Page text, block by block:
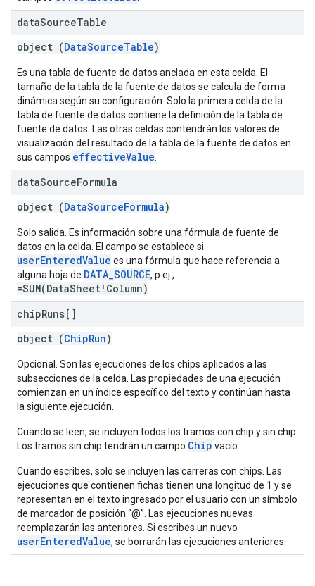
dataSourceTable
object (DataSourceTable)
Es una tabla de fuente de datos anclada en esta celda. El
tamaño de la tabla de la fuente de datos se calcula de forma
dinámica según su configuración. Solo la primera celda de la
tabla de fuente de datos contiene la definición de la tabla de
fuente de datos. Las otras celdas contendrán los valores de
visualización del resultado de la tabla de la fuente de datos en
sus campos effectiveValue
dataSourceFormula
object (DataSourceFormula)
Solo salida. Es información sobre una fórmula de fuente de
datos en la celda. El campo se establece si
userEnteredValue es una fórmula que hace referencia a
alguna hoja de DATA_SOURCE, p.ej.,
=SUM(DataSheet!Column)
chipRuns[]
object (ChipRun)
Opcional. Son las ejecuciones de los chips aplicados a las
subsecciones de la celda. Las propiedades de una ejecución
comienzan en un índice específico del texto y continúan hasta
la siguiente ejecución.
Cuando se leen, se incluyen todos los tramos con chip y sin chip.
Los tramos sin chip tendrán un campo Chip vacío.
Cuando escribes, solo se incluyen las carreras con chips. Las
ejecuciones que contienen fichas tienen una longitud de 1 y se
representan en el texto ingresado por el usuario con un símbolo
de marcador de posición “@”. Las ejecuciones nuevas
reemplazarán las anteriores. Si escribes un nuevo
userEnteredValue, se borrarán las ejecuciones anteriores.